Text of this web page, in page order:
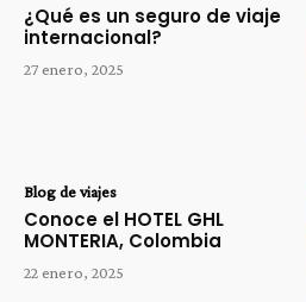
¿Qué es un seguro de viaje
internacional?
27 enero, 2025
Blog de viajes
Conoce el HOTEL GHL
MONTERIA, Colombia
22 enero, 2025